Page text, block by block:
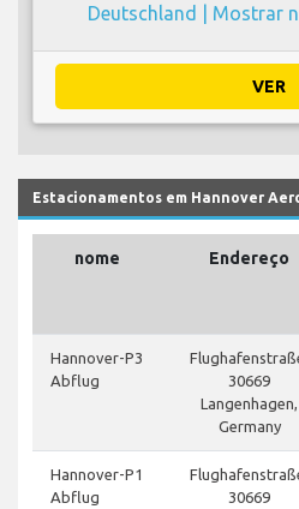
Deutschland | Mostrar
VER
Estacionamentos em Hannover
nome Endereço
Hannover-P3
Abflug
30669
Langenhagen,
Germany
Hannover-P1
Abflug
30669